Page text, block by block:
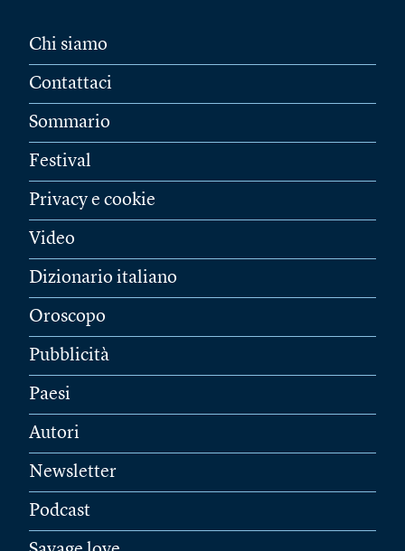
Chi siamo
Contattaci
Sommario
Festival
Privacy e cookie
Video
Dizionario italiano
Oroscopo
Pubblicità
Paesi
Autori
Newsletter
Podcast